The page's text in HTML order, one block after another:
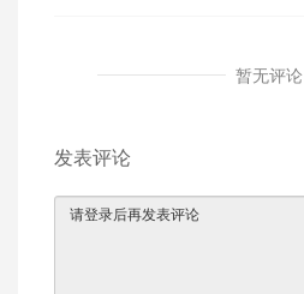
暂无评论
发表评论